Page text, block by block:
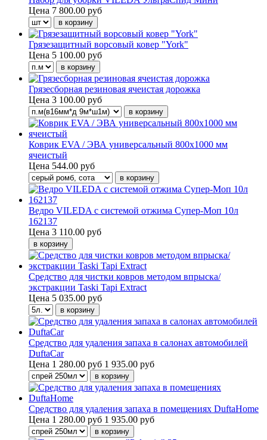
Цена 7 800.00 руб
Грязезащитный ворсовый ковер "York"
Цена 5 100.00 руб
Грязесборная резиновая ячеистая дорожка
Цена 3 100.00 руб
Коврик EVA / ЭВА универсальный 800х1000 мм
ячеистый
Цена 544.00 руб
Ведро VILEDA с системой отжима Супер-Моп 10л
162137
Цена 3 110.00 руб
Средство для чистки ковров методом впрыска/
экстракции Taski Tapi Extract
Цена 5 035.00 руб
Средство для удаления запаха в салонах автомобилей
DuftaCar
Цена 1 280.00 руб 1 935.00 руб
Средство для удаления запаха в помещениях DuftaHome
Цена 1 280.00 руб 1 935.00 руб